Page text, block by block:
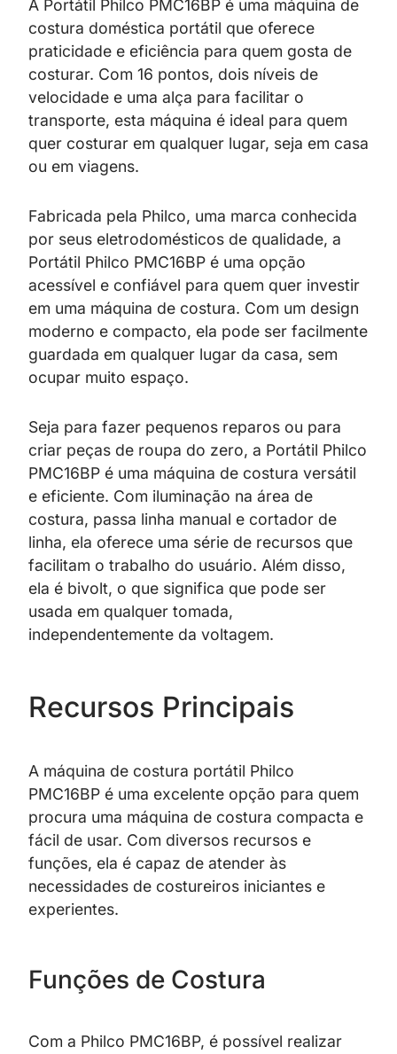
A Portátil Philco PMC16BP é uma máquina de
costura doméstica portátil que oferece
praticidade e eficiência para quem gosta de
costurar. Com 16 pontos, dois níveis de
velocidade e uma alça para facilitar o
transporte, esta máquina é ideal para quem
quer costurar em qualquer lugar, seja em casa
ou em viagens.
Fabricada pela Philco, uma marca conhecida
por seus eletrodomésticos de qualidade, a
Portátil Philco PMC16BP é uma opção
acessível e confiável para quem quer investir
em uma máquina de costura. Com um design
moderno e compacto, ela pode ser facilmente
guardada em qualquer lugar da casa, sem
ocupar muito espaço.
Seja para fazer pequenos reparos ou para
criar peças de roupa do zero, a Portátil Philco
PMC16BP é uma máquina de costura versátil
e eficiente. Com iluminação na área de
costura, passa linha manual e cortador de
linha, ela oferece uma série de recursos que
facilitam o trabalho do usuário. Além disso,
ela é bivolt, o que significa que pode ser
usada em qualquer tomada,
independentemente da voltagem.
Recursos Principais
A máquina de costura portátil Philco
PMC16BP é uma excelente opção para quem
procura uma máquina de costura compacta e
fácil de usar. Com diversos recursos e
funções, ela é capaz de atender às
necessidades de costureiros iniciantes e
experientes.
Funções de Costura
Com a Philco PMC16BP, é possível realizar